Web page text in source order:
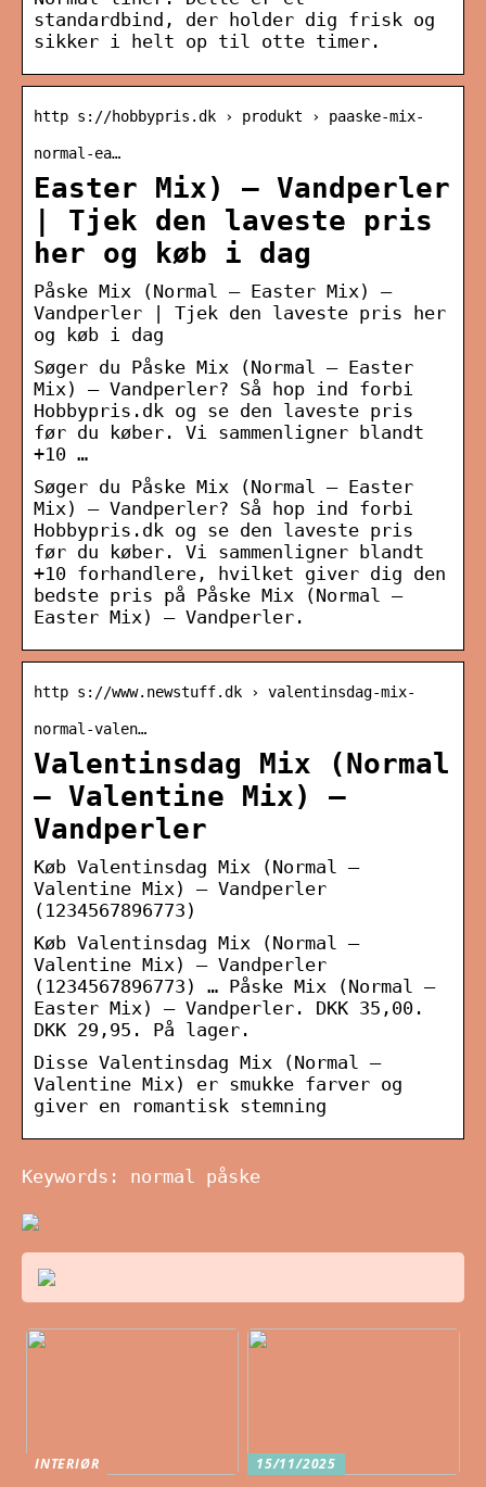
standardbind, der holder dig frisk og
sikker i helt op til otte timer.
http s://hobbypris.dk › produkt › paaske-mix-
normal-ea…
Easter Mix) – Vandperler
| Tjek den laveste pris
her og køb i dag
Påske Mix (Normal – Easter Mix) –
Vandperler | Tjek den laveste pris her
og køb i dag
Søger du Påske Mix (Normal – Easter
Mix) – Vandperler? Så hop ind forbi
Hobbypris.dk og se den laveste pris
før du køber. Vi sammenligner blandt
+10 …
Søger du Påske Mix (Normal – Easter
Mix) – Vandperler? Så hop ind forbi
Hobbypris.dk og se den laveste pris
før du køber. Vi sammenligner blandt
+10 forhandlere, hvilket giver dig den
bedste pris på Påske Mix (Normal –
Easter Mix) – Vandperler.
http s://www.newstuff.dk › valentinsdag-mix-
normal-valen…
Valentinsdag Mix (Normal
– Valentine Mix) –
Vandperler
Køb Valentinsdag Mix (Normal –
Valentine Mix) – Vandperler
(1234567896773)
Køb Valentinsdag Mix (Normal –
Valentine Mix) – Vandperler
(1234567896773) … Påske Mix (Normal –
Easter Mix) – Vandperler. DKK 35,00.
DKK 29,95. På lager.
Disse Valentinsdag Mix (Normal –
Valentine Mix) er smukke farver og
giver en romantisk stemning
Keywords: normal påske
INTERIØR 15/11/2025